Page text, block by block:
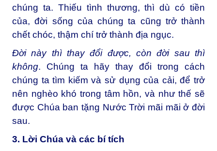
chúng ta. Thiếu tình thương, thì dù có tiền
của, đời sống của chúng ta cũng trở thành
chết chóc, thậm chí trở thành địa ngục.
Đời này thì thay đổi được, còn đời sau thì
không. Chúng ta hãy thay đổi trong cách
chúng ta tìm kiếm và sử dụng của cải, để trở
nên nghèo khó trong tâm hồn, và như thế sẽ
được Chúa ban tặng Nước Trời mãi mãi ở đời
sau.
3. Lời Chúa và các bí tích